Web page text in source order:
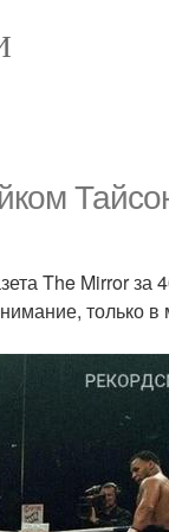
The Mirror за
только в